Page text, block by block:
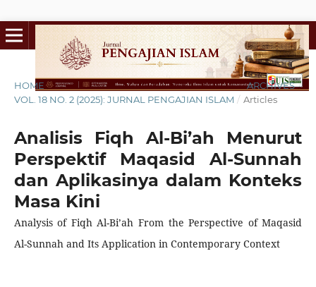
HOME / ARCHIVES /
VOL. 18 NO. 2 (2025): JURNAL PENGAJIAN ISLAM / Articles
Analisis Fiqh Al-Bi’ah Menurut
Perspektif Maqasid Al-Sunnah
dan Aplikasinya dalam Konteks
Masa Kini
Analysis of Fiqh Al-Bi’ah From the Perspective of Maqasid
Al-Sunnah and Its Application in Contemporary Context